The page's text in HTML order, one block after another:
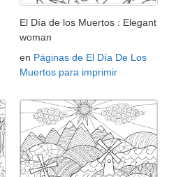
El Día de los Muertos : Elegant
woman
en Páginas de El Día De Los
Muertos para imprimir